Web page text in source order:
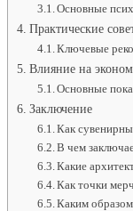
Основные
Практические
Ключевые
Влияние на
Основные
Заключение
Как
В чем
Какие
Как точки
Каким